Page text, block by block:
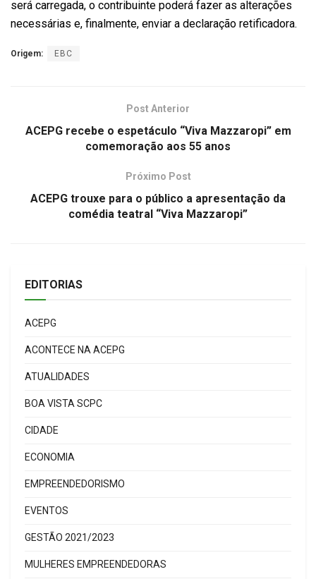
será carregada, o contribuinte poderá fazer as alterações
necessárias e, finalmente, enviar a declaração retificadora.
Origem: EBC
Post Anterior
ACEPG recebe o espetáculo “Viva Mazzaropi” em
comemoração aos 55 anos
Próximo Post
ACEPG trouxe para o público a apresentação da
comédia teatral “Viva Mazzaropi”
EDITORIAS
ACEPG
ACONTECE NA ACEPG
ATUALIDADES
BOA VISTA SCPC
CIDADE
ECONOMIA
EMPREENDEDORISMO
EVENTOS
GESTÃO 2021/2023
MULHERES EMPREENDEDORAS